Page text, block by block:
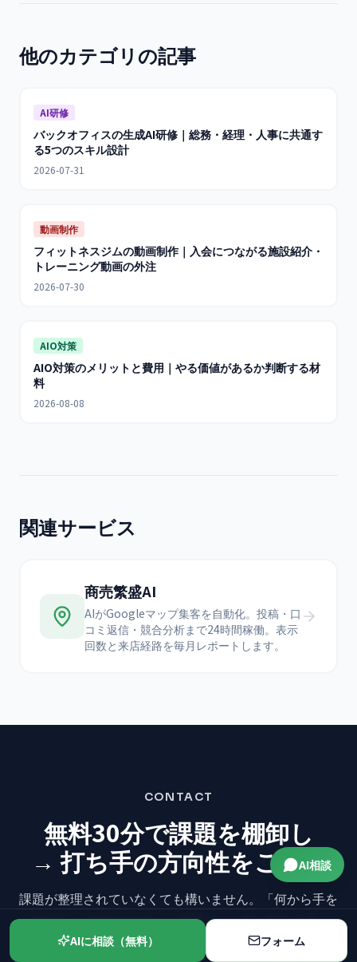
他のカテゴリの記事
AI研修
バックオフィスの生成AI研修｜総務・経理・人事に共通す
る5つのスキル設計
2026-07-31
動画制作
フィットネスジムの動画制作｜入会につながる施設紹介・
トレーニング動画の外注
2026-07-30
AIO対策
AIO対策のメリットと費用｜やる価値があるか判断する材
料
2026-08-08
関連サービス
商売繁盛AI
AIがGoogleマップ集客を自動化。投稿・口
コミ返信・競合分析まで24時間稼働。表示
回数と来店経路を毎月レポートします。
CONTACT
無料30分で課題を棚卸し
→ 打ち手の方向性をご提案
課題が整理されていなくても構いません。
「何から手を
つけていいかわからない」状態から一緒に始めます。
お気軽にお問い合わせください。
30分で、現状の整理と打ち手
AIに相談（無料） フォーム
AI相談